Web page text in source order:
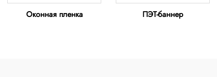
Оконная пленка ПЭТ-баннер